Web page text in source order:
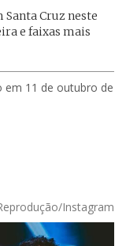
Cruz neste
e faixas mais
em 11 de outubro de
Instagram